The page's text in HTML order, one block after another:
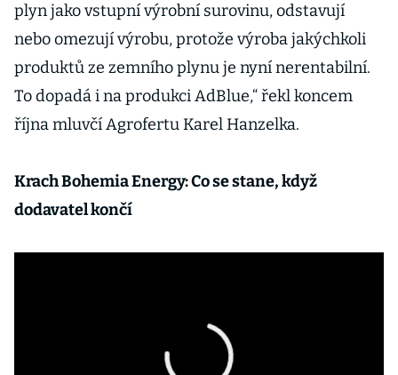
plyn jako vstupní výrobní surovinu, odstavují
nebo omezují výrobu, protože výroba jakýchkoli
produktů ze zemního plynu je nyní nerentabilní.
To dopadá i na produkci AdBlue,“ řekl koncem
října mluvčí Agrofertu Karel Hanzelka.
Krach Bohemia Energy: Co se stane, když
dodavatel končí